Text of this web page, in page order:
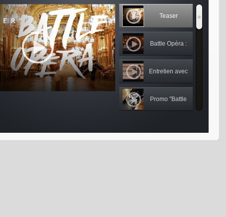
Teaser
Battle Opéra :
Cédric Klapisch
Entretien avec
Régine
Promo "Battle